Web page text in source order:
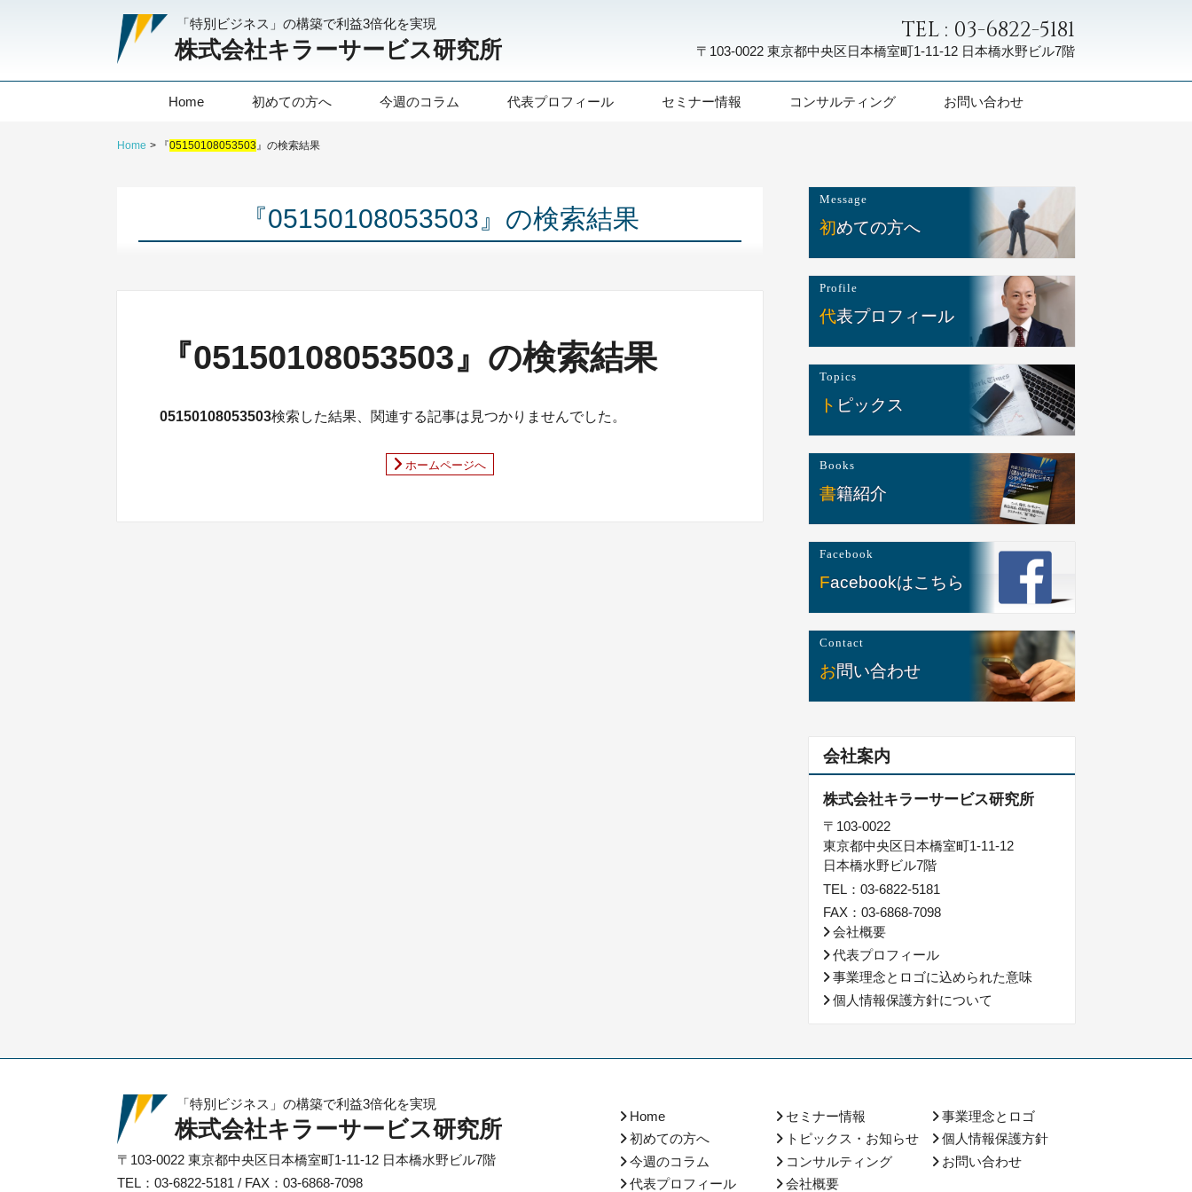
「特別ビジネス」の構築で利益3倍化を実現
株式会社キラーサービス研究所
TEL : 03-6822-5181
〒103-0022 東京都中央区日本橋室町1-11-12 日本橋水野ビル7階
Home 初めての方へ 今週のコラム 代表プロフィール セミナー情報 コンサルティング お問い合わせ
Home 『05150108053503 』の検索結果
『05150108053503』の検索結果
『05150108053503』の検索結果
05150108053503検索した結果、関連する記事は見つかりませんでした。
ホームページへ
Message
初めての方へ
Profile
代表プロフィール
Topics
トピックス
Books
書籍紹介
Facebook
Facebookはこちら
Contact
お問い合わせ
会社案内
株式会社キラーサービス研究所
〒103-0022
東京都中央区日本橋室町1-11-12
日本橋水野ビル7階
TEL：03-6822-5181
FAX：03-6868-7098
会社概要
代表プロフィール
事業理念とロゴに込められた意味
個人情報保護方針について
Home
初めての方へ
今週のコラム
代表プロフィール
セミナー情報
トピックス・お知らせ
コンサルティング
会社概要
事業理念とロゴ
個人情報保護方針
お問い合わせ
「特別ビジネス」の構築で利益3倍化を実現
株式会社キラーサービス研究所
〒103-0022 東京都中央区日本橋室町1-11-12 日本橋水野ビル7階
TEL：03-6822-5181 / FAX：03-6868-7098